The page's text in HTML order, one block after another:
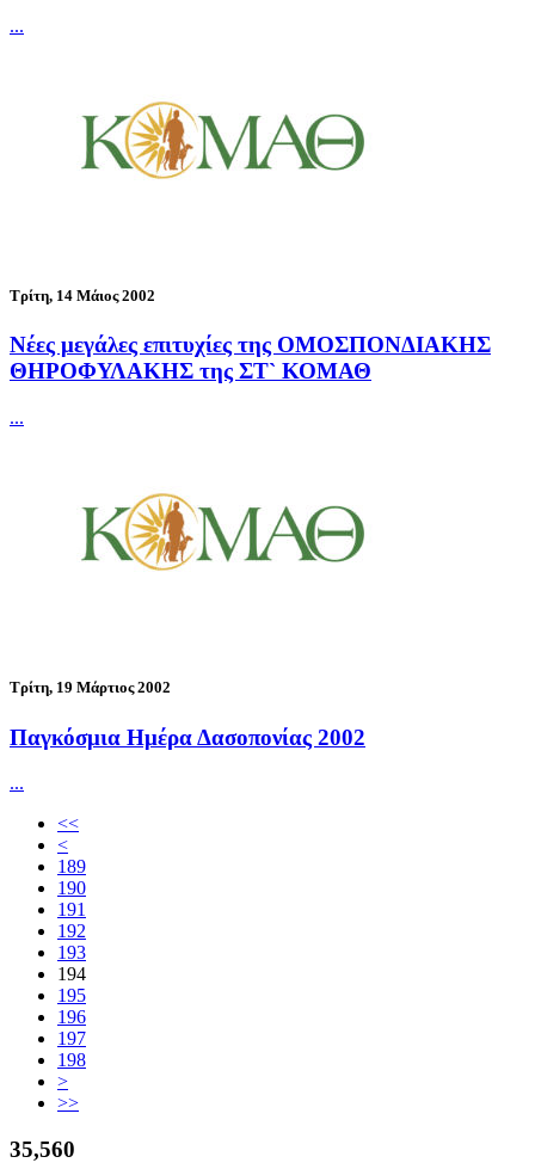
...
Τρίτη, 14 Μάιος 2002
Νέες μεγάλες επιτυχίες της ΟΜΟΣΠΟΝΔΙΑΚΗΣ
ΘΗΡΟΦΥΛΑΚΗΣ της ΣΤ` ΚΟΜΑΘ
...
Τρίτη, 19 Μάρτιος 2002
Παγκόσμια Ημέρα Δασοπονίας 2002
...
<<
<
189
190
191
192
193
194
195
196
197
198
>
>>
38,393